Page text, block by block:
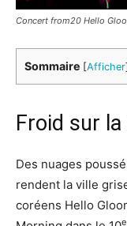
Concert from20 Hello
Sommaire [Afficher]
Froid sur la
Des nuages
rendent la ville
coréens Hello
e